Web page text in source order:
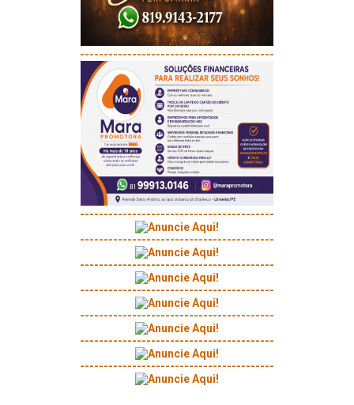
-----------------------------------------
-----------------------------------------
-----------------------------------------
-----------------------------------------
-----------------------------------------
-----------------------------------------
-----------------------------------------
-----------------------------------------